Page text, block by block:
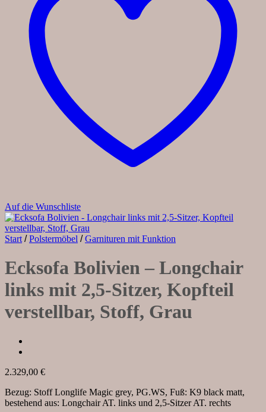
Auf die Wunschliste
Start / Polstermöbel / Garnituren mit Funktion
Ecksofa Bolivien – Longchair
links mit 2,5-Sitzer, Kopfteil
verstellbar, Stoff, Grau
2.329,00 €
Bezug: Stoff Longlife Magic grey, PG.WS, Fuß: K9 black matt,
bestehend aus: Longchair AT. links und 2,5-Sitzer AT. rechts